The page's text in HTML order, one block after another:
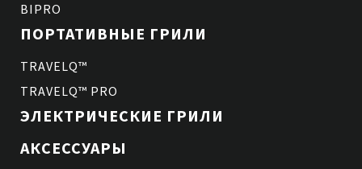
BIPRO
ПОРТАТИВНЫЕ ГРИЛИ
TRAVELQ™
TRAVELQ™ PRO
ЭЛЕКТРИЧЕСКИЕ ГРИЛИ
АКСЕССУАРЫ